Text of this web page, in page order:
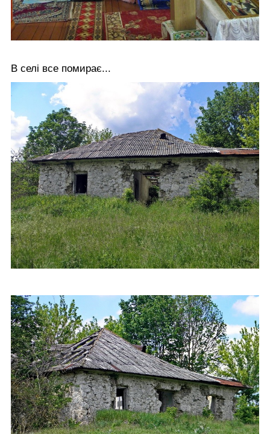
В селі все помирає...